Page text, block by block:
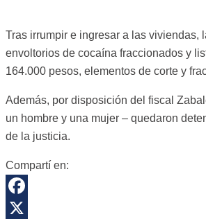
Tras irrumpir e ingresar a las viviendas,
envoltorios de cocaína fraccionados y
164.000 pesos, elementos de corte y
Además, por disposición del fiscal
un hombre y una mujer – quedaron
de la justicia.
Compartí en:
Facebook